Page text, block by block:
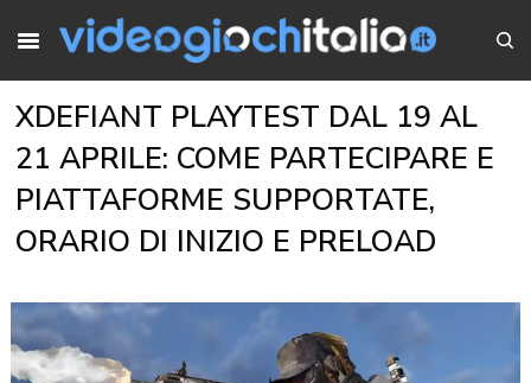
XDEFIANT PLAYTEST DAL 19 AL
21 APRILE: COME PARTECIPARE E
PIATTAFORME SUPPORTATE,
ORARIO DI INIZIO E PRELOAD